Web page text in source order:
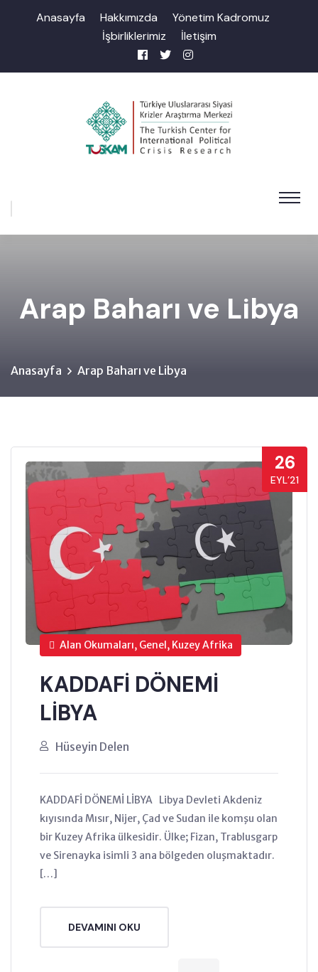
Anasayfa Hakkımızda
Yönetim Kadromuz
İşbirliklerimiz
İletişim
Arap Baharı ve Libya
Anasayfa Arap Baharı ve Libya
26
EYL’21
Alan Okumaları, Genel, Kuzey Afrika
KADDAFİ DÖNEMİ
LİBYA
Hüseyin Delen
KADDAFİ DÖNEMİ LİBYA Libya Devleti Akdeniz
kıyısında Mısır, Nijer, Çad ve Sudan ile komşu olan
bir Kuzey Afrika ülkesidir. Ülke; Fizan, Trablusgarp
ve Sirenayka isimli 3 ana bölgeden oluşmaktadır.
[…]
DEVAMINI OKU